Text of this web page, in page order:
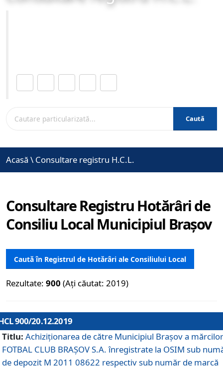
Caută
Acasă \ Consultare registru H.C.L.
Consultare Registru Hotărâri de
Consiliu Local Municipiul Brașov
Caută în Registrul de Hotărâri ale Consiliului Local
Rezultate: 900 (Ați căutat: 2019)
900/20.12.2019
Titlu: Achiziționarea de către Municipiul Brașov a mărcilor
FOTBAL CLUB BRAȘOV S.A. înregistrate la OSIM sub
de depozit M 2011 08622 respectiv sub număr de marcă